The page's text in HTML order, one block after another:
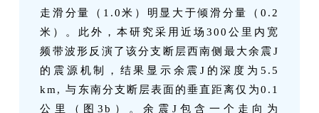
走滑分量（1.0米）明显大于倾滑分量（0.2
米）。此外，本研究采用近场300公里内宽
频带波形反演了该分支断层西南侧最大余震J
的震源机制，结果显示余震J的深度为5.5
km, 与东南分支断层表面的垂直距离仅为0.1
公里（图3b）。余震J包含一个走向为